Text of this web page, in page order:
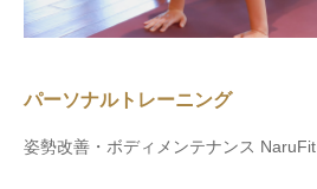
パーソナルトレーニング
姿勢改善・ボディメンテナンス NaruFit